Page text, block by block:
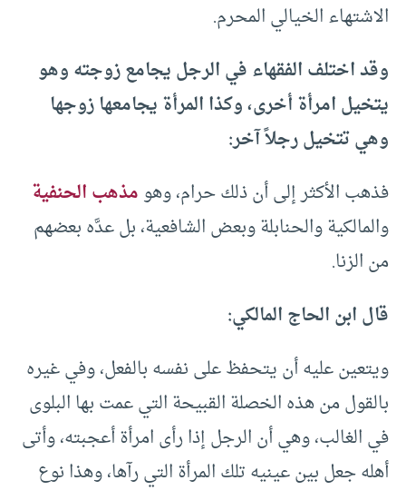
الاشتهاء الخيالي المحرم.
وقد اختلف الفقهاء في الرجل يجامع زوجته وهو
يتخيل امرأة أخرى، وكذا المرأة يجامعها زوجها
وهي تتخيل رجلاً آخر:
فذهب الأكثر إلى أن ذلك حرام، وهومذهب الحنفية
والمالكية والحنابلة وبعض الشافعية، بل عدَّه بعضهم
من الزنا.
قال ابن الحاج المالكي:
ويتعين عليه أن يتحفظ على نفسه بالفعل، وفي غيره
بالقول من هذه الخصلة القبيحة التي عمت بها البلوى
في الغالب، وهي أن الرجل إذا رأى امرأة أعجبته، وأتى
أهله جعل بين عينيه تلك المرأة التي رآها، وهذا نوع